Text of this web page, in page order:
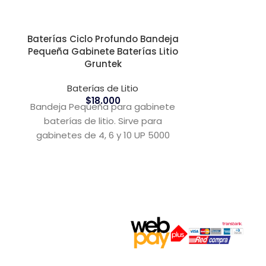
Baterías Ciclo Profundo Bandeja
Pequeña Gabinete Baterías Litio
Gruntek
Baterías de Litio
$18.000
Bandeja Pequeña para gabinete
baterías de litio. Sirve para
gabinetes de 4, 6 y 10 UP 5000